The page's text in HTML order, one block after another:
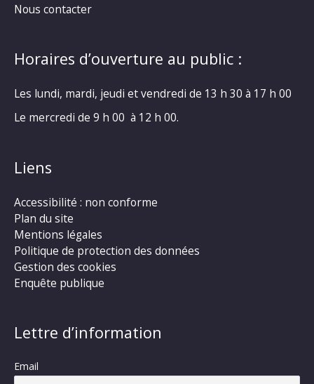
Nous contacter
Horaires d’ouverture au public :
Les lundi, mardi, jeudi et vendredi de 13 h 30 à 17 h 00
Le mercredi de 9 h 00 à 12 h 00.
Liens
Accessibilité : non conforme
Plan du site
Mentions légales
Politique de protection des données
Gestion des cookies
Enquête publique
Lettre d’information
Email